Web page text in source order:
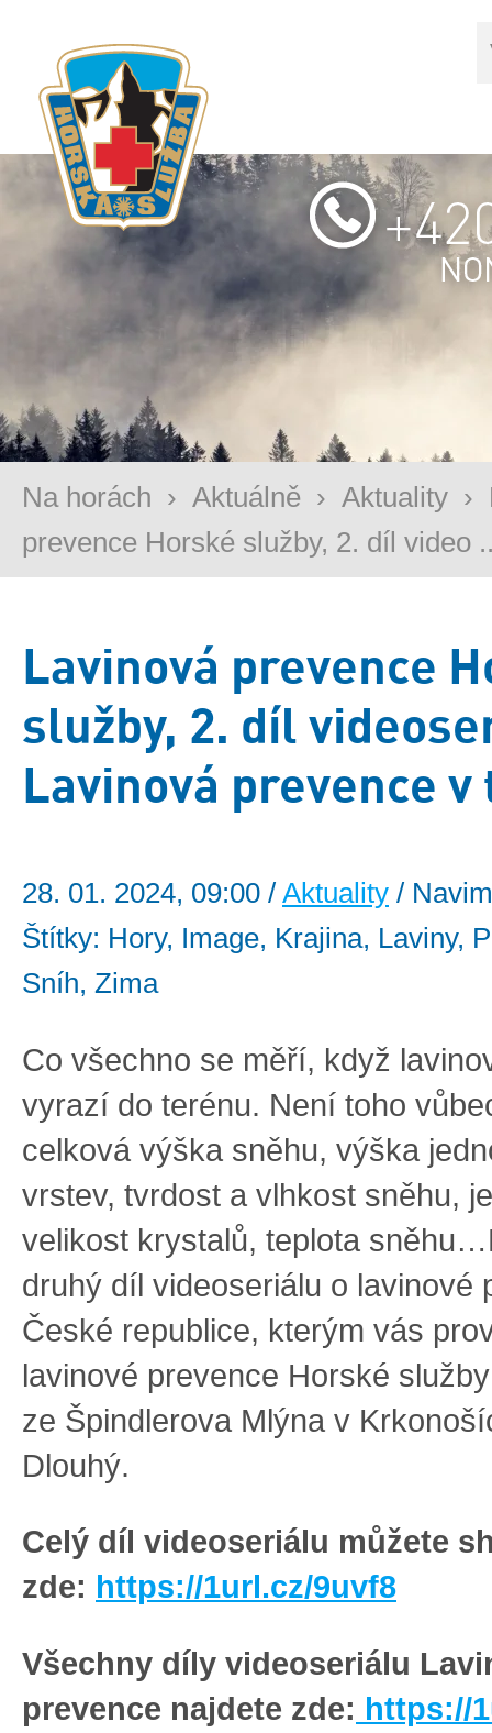
Na horách › Aktuálně › Aktuality ›
prevence Horské služby, 2. díl video
Lavinová prevence
služby, 2. díl
Lavinová prevence
28. 01. 2024, 09:00 / Aktuality /
Štítky: Hory, Image, Krajina, Laviny,
Sníh, Zima
Co všechno se měří, když
vyrazí do terénu. Není toho
celková výška sněhu, výška
vrstev, tvrdost a vlhkost sněhu,
velikost krystalů, teplota
druhý díl videoseriálu o lavinové
České republice, kterým vás
lavinové prevence Horské
ze Špindlerova Mlýna v
Dlouhý.
Celý díl videoseriálu můžete
zde: https://1url.cz/9uvf8
Všechny díly videoseriálu
prevence najdete zde: https://